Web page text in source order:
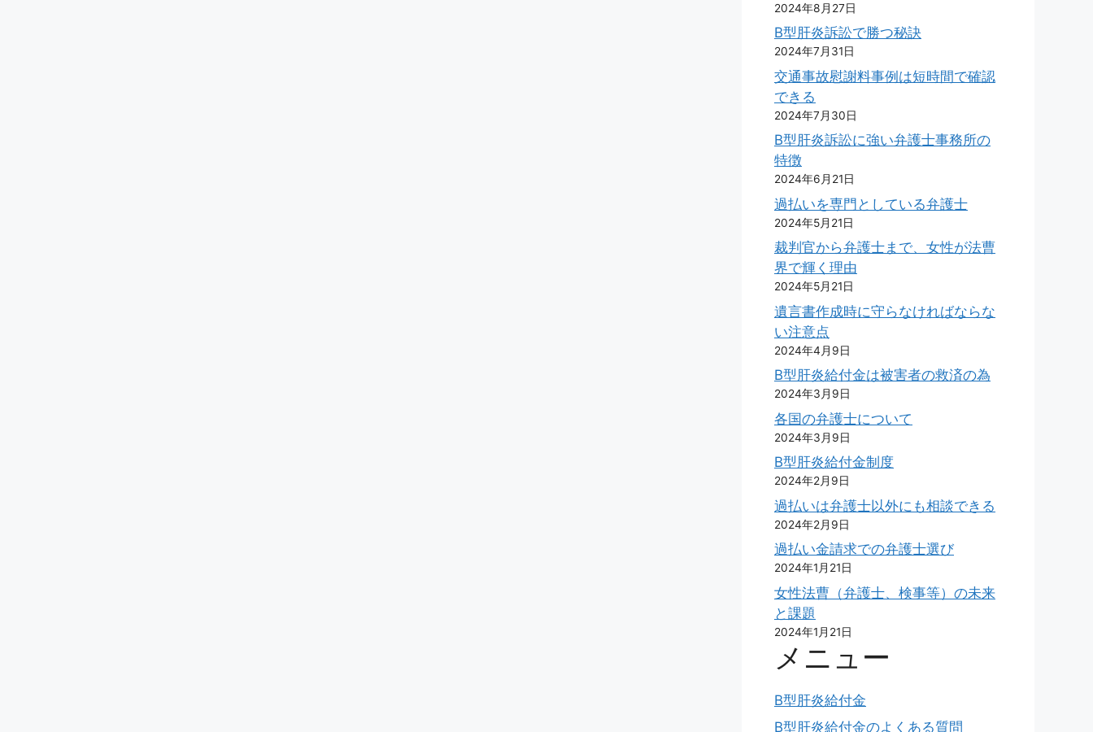
2024年8月27日
B型肝炎訴訟で勝つ秘訣
2024年7月31日
交通事故慰謝料事例は短時間で確認
できる
2024年7月30日
B型肝炎訴訟に強い弁護士事務所の
特徴
2024年6月21日
過払いを専門としている弁護士
2024年5月21日
裁判官から弁護士まで、女性が法曹
界で輝く理由
2024年5月21日
遺言書作成時に守らなければならな
い注意点
2024年4月9日
B型肝炎給付金は被害者の救済の為
2024年3月9日
各国の弁護士について
2024年3月9日
B型肝炎給付金制度
2024年2月9日
過払いは弁護士以外にも相談できる
2024年2月9日
過払い金請求での弁護士選び
2024年1月21日
女性法曹（弁護士、検事等）の未来
と課題
2024年1月21日
メニュー
B型肝炎給付金
B型肝炎給付金のよくある質問